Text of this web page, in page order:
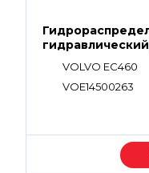
VOLVO EC460
VOE14500263